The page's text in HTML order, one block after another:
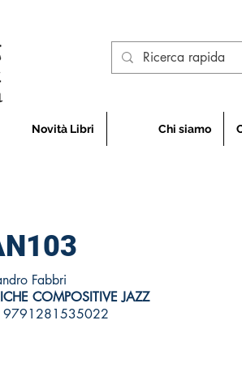
Novità Libri Chi siamo
Fabbri
COMPOSITIVE JAZZ
9791281535022